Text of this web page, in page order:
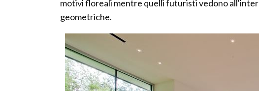
motivi floreali mentre quelli futuristi vedono
geometriche.